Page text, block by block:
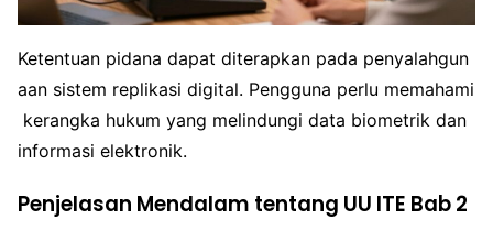
Ketentuan pidana dapat diterapkan pada penyalahgun
aan sistem replikasi digital. Pengguna perlu memahami
kerangka hukum yang melindungi data biometrik dan
informasi elektronik.
Penjelasan Mendalam tentang UU ITE Bab 2